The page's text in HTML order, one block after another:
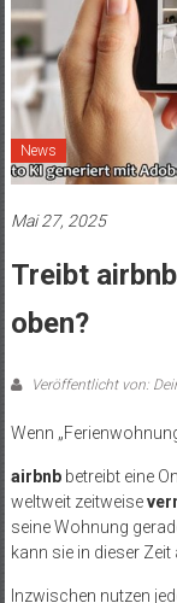
News
Mai 27, 2025
Treibt
oben?
Veröffentlicht von:
Wenn
airbnbbetreibt eine
weltweit zeitweise
seine Wohnung
kann sie in dieser Zeit
Inzwischen nutzen